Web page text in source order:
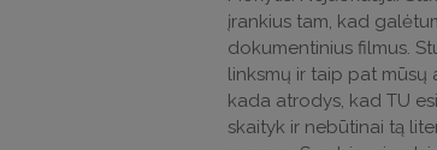
įrankius tam, kad
dokumentinius filmus.
linksmų ir taip pat mūsų
kada atrodys, kad TU
skaityk ir nebūtinai tą